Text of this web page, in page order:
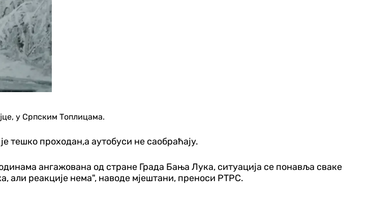
у Српским Топлицама.
тешко проходан,а аутобуси не саобраћају.
ангажована од стране Града Бања Лука, ситуација се понавља сваке
али реакције нема", наводе мјештани, преноси РТРС.